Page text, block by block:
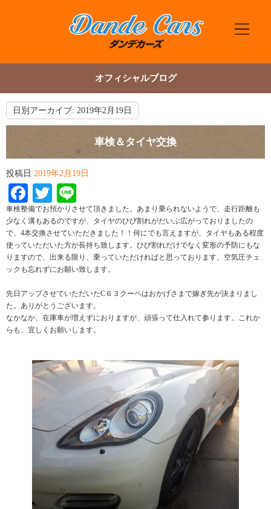
オフィシャルブログ
日別アーカイブ: 2019年2月19日
車検＆タイヤ交換
投稿日 2019年2月19日
Facebook
Twitter
車検整備でお預かりさせて頂きました。あまり乗られないようで、走行距離も
少なく溝もあるのですが、タイヤのひび割れがだいぶ広がっておりましたの
で、4本交換させていただきました！！何にでも言えますが、タイヤもある程度
使っていただいた方が長持ち致します。ひび割れだけでなく変形の予防にもな
りますので、出来る限り、乗っていただければと思っております。空気圧チェ
ックも忘れずにお願い致します。
先日アップさせていただいたC６３クーペはおかげさまで嫁ぎ先が決まりまし
た。ありがとうございます。
なかなか、在庫車が増えずにおりますが、頑張って仕入れて参ります。これか
らも、宜しくお願いします。